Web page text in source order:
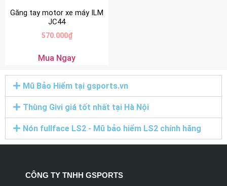
Găng tay motor xe máy ILM
JC44
570.000₫
Mua Ngay
Mũ Bảo Hiểm tại gsports.vn
Thùng Givi giá tốt nhất tại Hà Nội
Nón fullface LS2 - Mũ bảo hiểm LS2 chính hãng
CÔNG TY TNHH GSPORTS